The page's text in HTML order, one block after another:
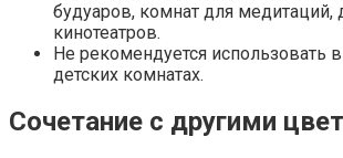
будуаров, комнат для
кинотеатров.
Не рекомендуется использовать
детских комнатах.
Сочетание с другими